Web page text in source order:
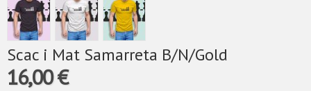
Scac i Mat Samarreta B/N/Gold
16,00 €